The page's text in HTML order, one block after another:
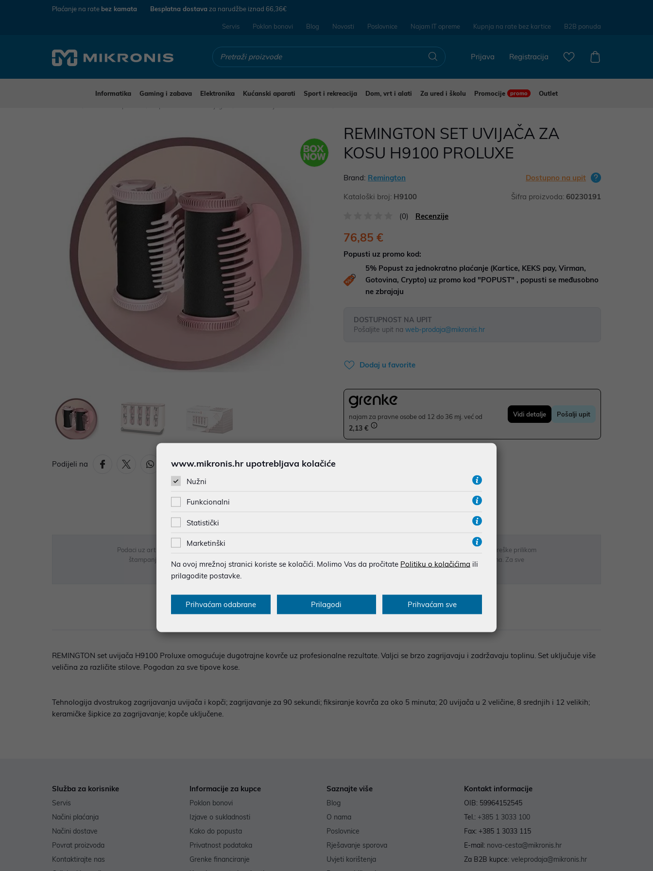
Plaćanje na rate bez kamata Besplatna dostava za narudžbe iznad 66,36€
Servis Poklon bonovi Blog Novosti Poslovnice Najam IT opreme Kupnja na rate bez kartice B2B ponuda
Registracija
Prijava
Informatika Gaming i zabava Elektronika Kućanski aparati Sport i rekreacija Dom, vrt i alati Za ured i školu Promocije promo
Outlet
Podijeli na Ispiši proizvod
REMINGTON SET UVIJAČA ZA
KOSU H9100 PROLUXE
Brand: Remington Dostupno na upit
Kataloški broj: H9100 Šifra proizvoda: 60230191
(0) Recenzije
76,85 €
Popusti uz promo kod:
5% Popust za jednokratno plaćanje (Kartice, KEKS pay, Virman,
Gotovina, Crypto) uz promo kod "POPUST" , popusti se međusobno
ne zbrajaju
DOSTUPNOST NA UPIT
Pošaljite upit na web-prodaja@mikronis.hr
Dodaj u favorite
najam za pravne osobe od 12 do 36 mj. već od
2,13 €
Vidi detalje Pošalji upit
BESPLATNA DOSTAVA ZA NARUDŽBE IZNAD 66,36€
Podaci uz artikle su prezentirani u dobroj namjeri. Mikronis d.o.o. ne odgovara za eventualne pogreške nastale u opisu proizvoda, greške prilikom
štampanja te promjene u dostupnosti i cijene. Slike artikala su ilustrativne prirode te ne moraju u potpunosti odgovarati artiklima. Za sve
eventualne nejasnoće možete nas kontaktirati naweb-prodaja@mikronis.hr
REMINGTON set uvijača H9100 Proluxe omogućuje dugotrajne kovrče uz profesionalne rezultate. Valjci se brzo zagrijavaju i zadržavaju toplinu. Set uključuje više
veličina za različite stilove. Pogodan za sve tipove kose.
Tehnologija dvostrukog zagrijavanja uvijača i kopči; zagrijavanje za 90 sekundi; fiksiranje kovrča za oko 5 minuta; 20 uvijača u 2 veličine, 8 srednjih i 12 velikih;
keramičke šipkice za zagrijavanje; kopče uključene.
Služba za korisnike
Servis
Načini plaćanja
Načini dostave
Povrat proizvoda
Kontaktirajte nas
Informacije za kupce
Poklon bonovi
Izjave o sukladnosti
Kako do popusta
Privatnost podataka
Grenke financiranje
Saznajte više
Blog
O nama
Poslovnice
Rješavanje sporova
Uvjeti korištenja
Kontakt informacije
OIB: 59964152545
Tel.: +385 1 3033 100
Fax: +385 1 3033 115
E-mail: nova-cesta@mikronis.hr
Za B2B kupce: veleprodaja@mikronis.hr
www.mikronis.hr upotrebljava kolačiće
Nužni
Funkcionalni
Statistički
Marketinški
Na ovoj mrežnoj stranici koriste se kolačići. Molimo Vas da pročitate Politiku o kolačićima ili
prilagodite postavke.
Prihvaćam odabrane Prilagodi Prihvaćam sve